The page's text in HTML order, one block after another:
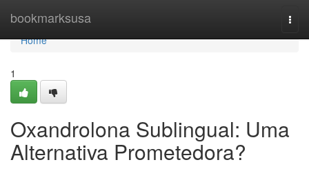
bookmarksusa
Home
Home
1
Oxandrolona Sublingual: Uma
Alternativa Prometedora?